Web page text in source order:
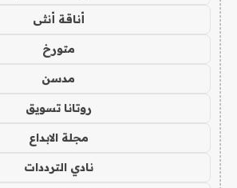
أناقة أنثى
متورخ
مدسن
روتانا تسويق
مجلة الابداع
نادي الترددات